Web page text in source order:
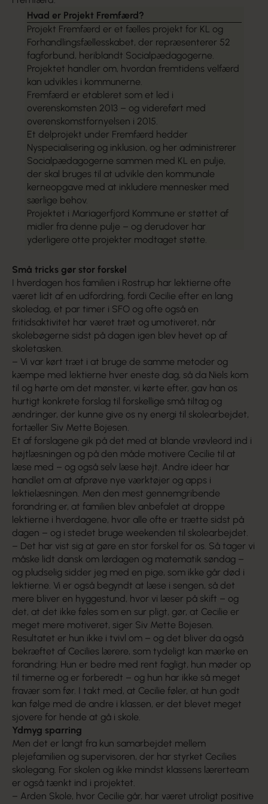
Hvad er Projekt Fremfærd?
Projekt Fremfærd er et fælles projekt for KL og
Forhandlingsfællesskabet, der repræsenterer 52
fagforbund, heriblandt Socialpædagogerne.
Projektet handler om, hvordan fremtidens velfærd
kan udvikles i kommunerne.
Fremfærd er etableret som et led i
overenskomsten 2013 – og videreført med
overenskomstfornyelsen i 2015.
Et delprojekt under Fremfærd hedder
Nyspecialisering og inklusion, og her administrerer
Socialpædagogerne sammen med KL en pulje,
der skal bruges til at udvikle den kommunale
kerneopgave med at inkludere mennesker med
særlige behov.
Projektet i Mariagerfjord Kommune er støttet af
midler fra denne pulje – og derudover har
yderligere otte projekter modtaget støtte.
Små tricks gør stor forskel
I hverdagen hos familien i Rostrup har lektierne ofte
været lidt af en udfordring, fordi Cecilie efter en lang
skoledag, et par timer i SFO og ofte også en
fritidsaktivitet har været træt og umotiveret, når
skolebøgerne sidst på dagen igen blev hevet op af
skoletasken.
– Vi var kørt træt i at bruge de samme metoder og
kæmpe med lektierne hver eneste dag, så da Niels kom
til og hørte om det mønster, vi kørte efter, gav han os
hurtigt konkrete forslag til forskellige små tiltag og
ændringer, der kunne give os ny energi til skolearbejdet,
fortæller Siv Mette Bojesen.
Et af forslagene gik på det med at blande vrøvleord ind i
højtlæsningen og på den måde motivere Cecilie til at
læse med – og også selv læse højt. Andre ideer har
handlet om at afprøve nye værktøjer og apps i
lektielæsningen. Men den mest gennemgribende
forandring er, at familien blev anbefalet at droppe
lektierne i hverdagene, hvor alle ofte er trætte sidst på
dagen – og i stedet bruge weekenden til skolearbejdet.
– Det har vist sig at gøre en stor forskel for os. Så tager vi
måske lidt dansk om lørdagen og matematik søndag –
og pludselig sidder jeg med en pige, som ikke går død i
lektierne. Vi er også begyndt at læse i sengen, så det
mere bliver en hyggestund, hvor vi læser på skift – og
det, at det ikke føles som en sur pligt, gør, at Cecilie er
meget mere motiveret, siger Siv Mette Bojesen.
Resultatet er hun ikke i tvivl om – og det bliver da også
bekræftet af Cecilies lærere, som tydeligt kan mærke en
forandring: Hun er bedre med rent fagligt, hun møder op
til timerne og er forberedt – og hun har ikke så meget
fravær som før. I takt med, at Cecilie føler, at hun godt
kan følge med de andre i klassen, er det blevet meget
sjovere for hende at gå i skole.
Ydmyg sparring
Men det er langt fra kun samarbejdet mellem
plejefamilien og supervisoren, der har styrket Cecilies
skolegang. For skolen og ikke mindst klassens lærerteam
er også tænkt ind i projektet.
– Arden Skole, hvor Cecilie går, har været utroligt positive